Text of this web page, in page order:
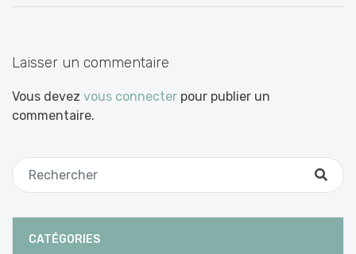
Laisser un commentaire
Vous devez vous connecter pour publier un
commentaire.
CATÉGORIES